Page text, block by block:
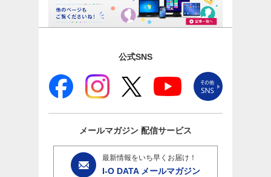
公式SNS
メールマガジン 配信サービス
最新情報をいち早くお届け！
I-O DATA メールマガジン